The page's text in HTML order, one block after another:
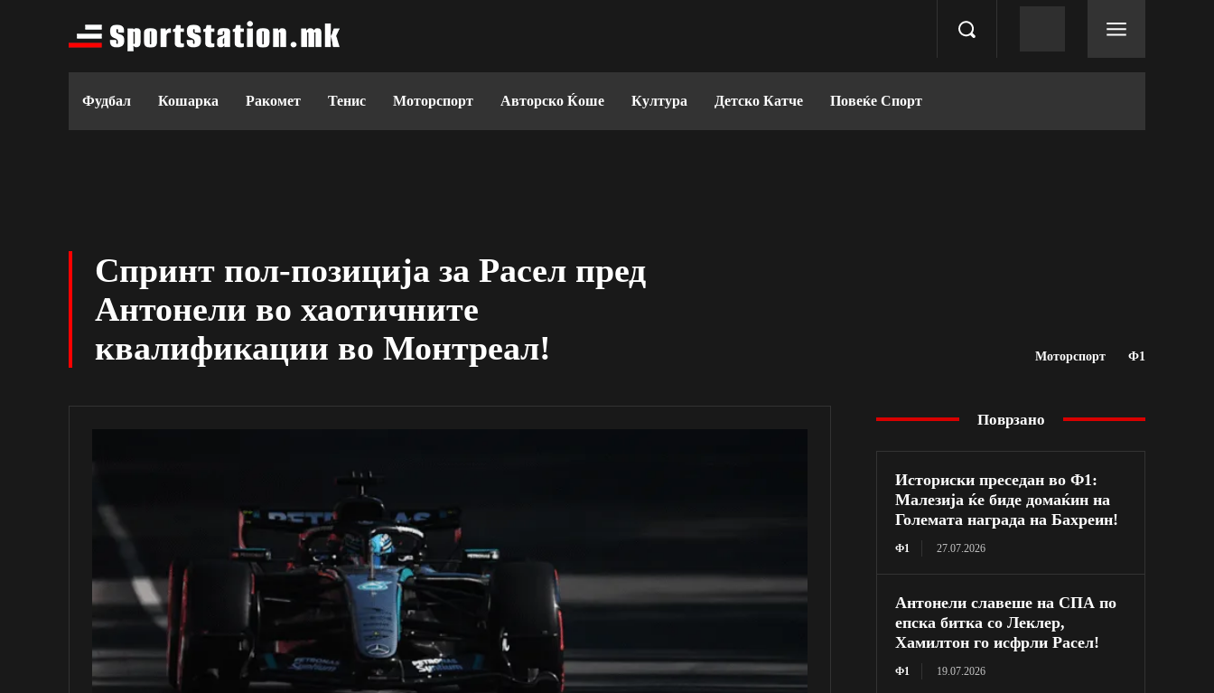
Фудбал Кошарка Ракомет Тенис Моторспорт Авторско Ќоше Култура Детско Катче Повеќе Спорт
Спринт пол-позиција за Расел пред
Антонели во хаотичните
квалификации во Монтреал!
Моторспорт Ф1
Поврзано
Историски преседан во Ф1:
Малезија ќе биде домаќин на
Големата награда на Бахреин!
Ф1 27.07.2026
Антонели славеше на СПА по
епска битка со Леклер,
Хамилтон го исфрли Расел!
Ф1 19.07.2026